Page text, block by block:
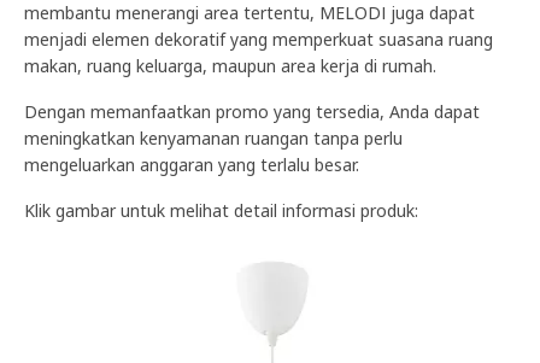
membantu menerangi area tertentu, MELODI juga dapat
menjadi elemen dekoratif yang memperkuat suasana ruang
makan, ruang keluarga, maupun area kerja di rumah.
Dengan memanfaatkan promo yang tersedia, Anda dapat
meningkatkan kenyamanan ruangan tanpa perlu
mengeluarkan anggaran yang terlalu besar.
Klik gambar untuk melihat detail informasi produk: